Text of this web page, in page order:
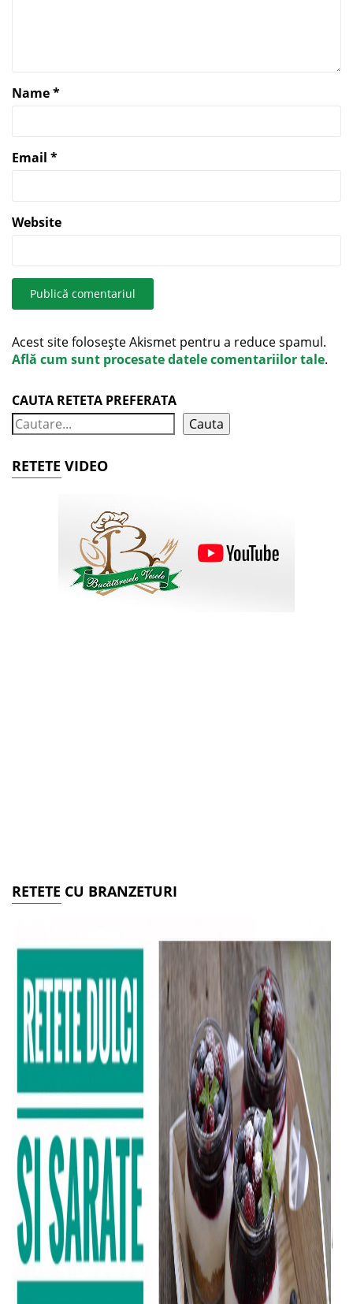
Name*
Email *
Website
Acest site folosește Akismet pentru a reduce spamul.
Află cum sunt procesate datele comentariilor tale.
CAUTA RETETA PREFERATA
Cauta
RETETE VIDEO
RETETE CU BRANZETURI